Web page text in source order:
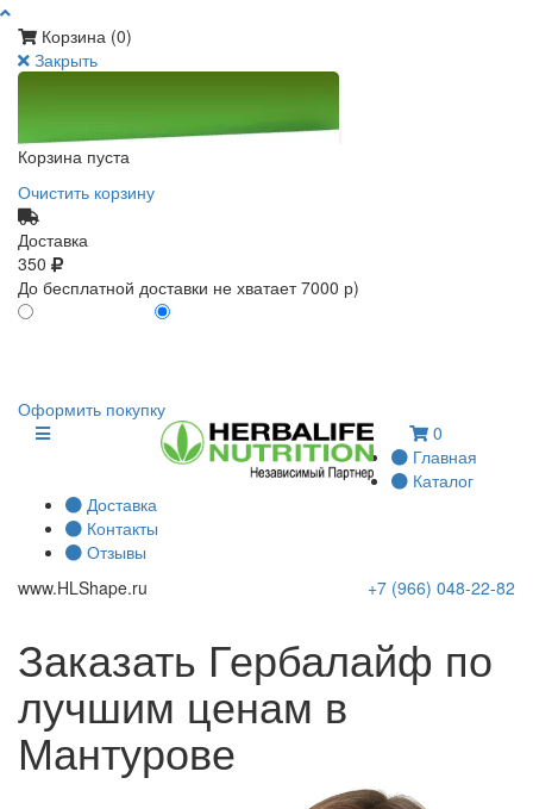
Корзина (0)
Закрыть
Корзина пуста
Очистить корзину
Доставка
350
До бесплатной доставки не хватает 7000 р)
Оформить покупку
0
Главная
Каталог
Доставка
Контакты
Отзывы
www.HLShape.ru +7 (966) 048-22-82
Заказать Гербалайф по
лучшим ценам в
Мантурове